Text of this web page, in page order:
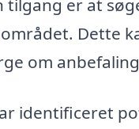
tilgang er at
Dette
om
identificeret